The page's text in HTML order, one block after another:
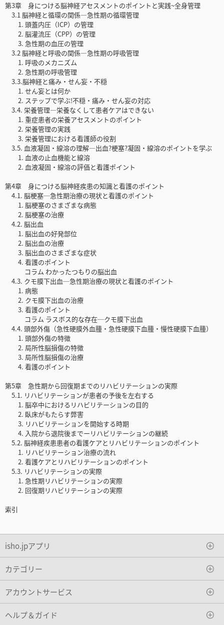
第3章 身につける脳神経アセスメントのポイントと実践~全身管理
3.1 脳神経と循環の関係―急性期の循環管理
1. 頭蓋内圧（ICP）の管理
2. 脳灌流圧（CPP）の管理
3. 急性期の血圧の管理
3.2 脳神経と呼吸の関係―急性期の呼吸管理
1. 呼吸のメカニズム
2. 急性期の呼吸管理
3.3.脳神経と痛み・せん妄・不穏
1. せん妄とは何か
2. ステップで学ぶ!不穏・痛み・せん妄の対応
3.4. 栄養管理―栄養なくして患者ケアはできない
1. 重症患者の栄養アセスメントのポイント
2. 栄養管理の実践
3. 栄養管理における看護師の役割
3.5. 血液凝固・線溶の理解―出血?梗塞?凝固・線溶のポイントを学ぶ
1. 血液の止血機能と線溶
2. 血液凝固・線溶の評価と看護ポイント
第4章 身につける脳神経疾患の知識と看護のポイント
4.1. 脳梗塞─急性期治療の現状と看護のポイント
1. 脳梗塞のさまざまな病態
2. 脳梗塞の治療
4.2. 脳出血
1. 脳出血の好発部位
2. 脳出血の治療
3. 脳出血のさまざまな症状
4. 看護のポイント
コラム わかったつもりの脳出血
4.3. クモ膜下出血─急性期治療の現状と看護のポイント
1. 病態
2. クモ膜下出血の治療
3. 看護のポイント
コラム ラスボス的な存在─クモ膜下出血
4.4. 頭部外傷（急性硬膜外血腫・急性硬膜下血腫・慢性硬膜下血腫）
1. 頭部外傷の特徴
2. 局所性脳損傷の特徴
3. 局所性脳損傷の治療
4. 看護のポイント
第5章 急性期から回復期までのリハビリテーションの実際
5.1. リハビリテーションが患者の予後を左右する
1. 脳卒中におけるリハビリテーションの目的
2. 臥床がもたらす弊害
3. リハビリテーションを開始する時期
4. 入院から退院後までーリハビリテーションの継続
5.2. 脳神経疾患患者の看護ケアとリハビリテーションのポイント
1. リハビリテーション治療の流れ
2. 看護ケアとリハビリテーションのポイント
5.3. リハビリテーションの実際
1. 急性期リハビリテーションの実際
2. 回復期リハビリテーションの実際
索引
isho.jpアプリ
カテゴリー
アカウントサービス
ヘルプ＆ガイド